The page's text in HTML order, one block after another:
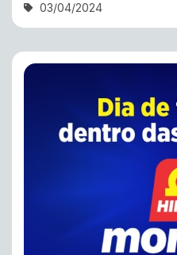
03/04/2024